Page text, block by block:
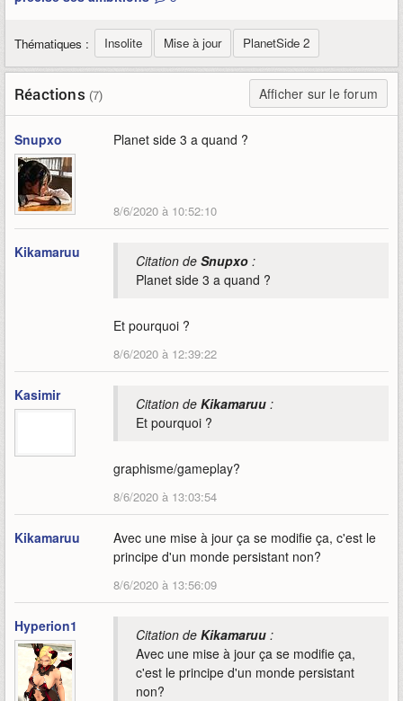
Thématiques : Insolite Mise à jour PlanetSide 2
Réactions (7) Afficher sur le forum
Snupxo Planet side 3 a quand ?
8/6/2020 à 10:52:10
Kikamaruu Citation de Snupxo :
Planet side 3 a quand ?
Et pourquoi ?
8/6/2020 à 12:39:22
Kasimir Citation de Kikamaruu :
Et pourquoi ?
graphisme/gameplay?
8/6/2020 à 13:03:54
Kikamaruu
Avec une mise à jour ça se modifie ça, c'est le
principe d'un monde persistant non?
8/6/2020 à 13:56:09
Hyperion1 Citation de Kikamaruu :
Avec une mise à jour ça se modifie ça,
c'est le principe d'un monde persistant
non?